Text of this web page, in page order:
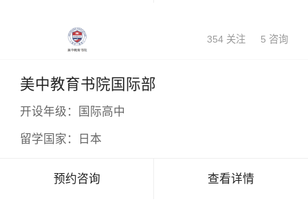
354 关注 5 咨询
美中教育书院国际部
开设年级： 国际高中
留学国家： 日本
预约咨询 查看详情